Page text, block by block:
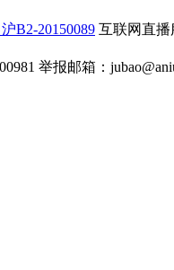
B2-20150089 互联网直播
举报邮箱：